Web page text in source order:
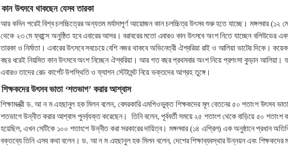
কান উৎসবে থাকছেন যেসব তারকা
আর কদিন পরেই বিশ্ব চলচ্চিত্রের অন্যতম মর্যাদাপূর্ণ আয়োজন কান চলচ্চিত্র উৎসব শুরু হতে যাচ্ছে। মঙ্গলবার (১২
থেকে ২৩ মে ফ্রান্সে অনুষ্ঠিত হবে এবারের আসর। বরাবরের মতো এবারও কান উৎসবে অংশ নিতে যাচ্ছেন বলিউডের
তারকা ও নির্মাতা। এবারের উৎসবে সবচেয়ে বেশি নজর থাকবে অভিনেত্রী ঐশ্বরিয়া রাই ও আলিয়া ভাটের দিকে। কয়েক
বছর ধরেই নিয়মিত কান উৎসবে অংশ নিচ্ছেন ঐশ্বরিয়া। আর গত বছর প্রথমবার অংশ নিয়ে প্রশংসা কুড়ান আলিয়া।
এবারও তাদের রেড কার্পেট উপস্থিতি ও ফ্যাশন স্টেটমেন্ট নিয়ে ভক্তদের আগ্রহ তুঙ্গে।
শিক্ষকদের উৎসব ভাতা ‘শতভাগ’ করার আশ্বাস
শিক্ষামন্ত্রী ড. আ ন ম এহছানুল হক মিলন বলেন, বেসরকারি এমপিওভুক্ত শিক্ষকদের মূল বেতনের ৫০ শতাংশ উৎসব
শতভাগে উন্নীত করার আশ্বাস পুনর্ব্যক্ত করেছেন। তিনি বলেন, পূর্ববর্তী সময়ে ২৫ শতাংশ থেকে বাড়িয়ে ৫০ শতাংশ
হয়েছিল, এখন সেটিকে ১০০ শতাংশে উন্নীত করা সরকারের দায়িত্ব। মঙ্গলবার (১৪ এপ্রিল) এক অনুষ্ঠানে প্রধান
বক্তব্যে তিনি এসব কথা বলেন। ড. আ ন ম এহছানুল হক মিলন বলেন, দেশের শিক্ষাব্যবস্থার উন্নয়ন এবং শিক্ষকদের